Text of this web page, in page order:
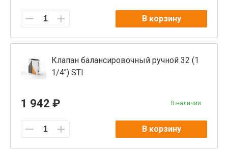
В корзину
Клапан балансировочный ручной 32 (1
1/4") STI
1 942 ₽ В наличии
В корзину